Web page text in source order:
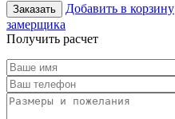
Заказать Добавить в корзину
замерщика
Получить расчет